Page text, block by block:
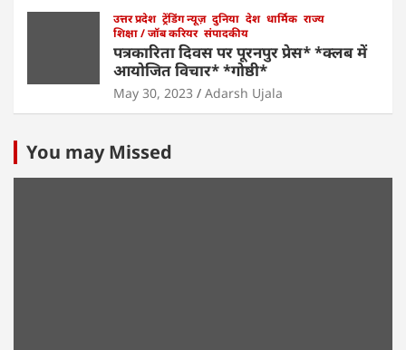
उत्तर प्रदेश ट्रेंडिंग न्यूज़ दुनिया देश धार्मिक राज्य
शिक्षा / जॉब करियर संपादकीय
पत्रकारिता दिवस पर पूरनपुर प्रेस* *क्लब में
आयोजित विचार* *गोष्ठी*
May 30, 2023 Adarsh Ujala
You may Missed